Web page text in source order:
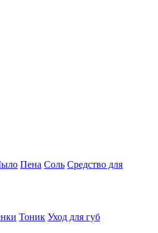
Пена Соль Средство для
Тоник Уход для губ